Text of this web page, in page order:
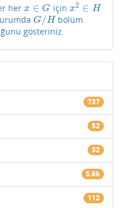
her x ∈ G
x∈G için x2 ∈ H
x2∈H
G/H
G/H
bölüm
gösteriniz.
737
52
32
5.6k
112